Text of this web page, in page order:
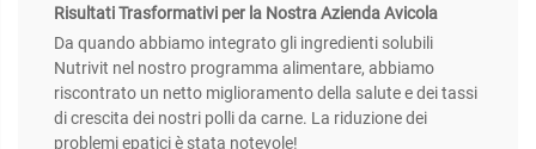
Risultati Trasformativi per la Nostra Azienda Avicola
Da quando abbiamo integrato gli ingredienti solubili
Nutrivit nel nostro programma alimentare, abbiamo
riscontrato un netto miglioramento della salute e dei tassi
di crescita dei nostri polli da carne. La riduzione dei
problemi epatici è stata notevole!